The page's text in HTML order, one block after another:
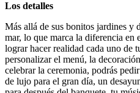
Los detalles
Más allá de sus bonitos jardines y
mar, lo que marca la diferencia en
lograr hacer realidad cada uno de
personalizar el menú, la
celebrar la ceremonia, podrás
de lujo para el gran día, un